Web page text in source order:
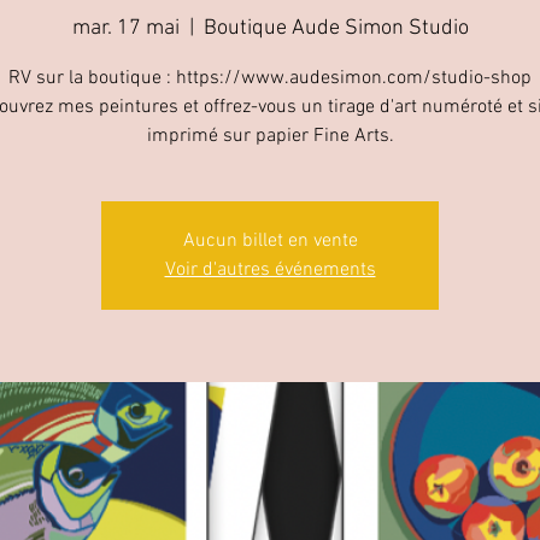
mar. 17 mai Boutique Aude Simon Studio
RV sur la boutique : https://www.audesimon.com/studio-shop
mes peintures et offrez-vous un tirage d'art numéroté et
imprimé sur papier Fine Arts.
Aucun billet en vente
Voir d'autres événements